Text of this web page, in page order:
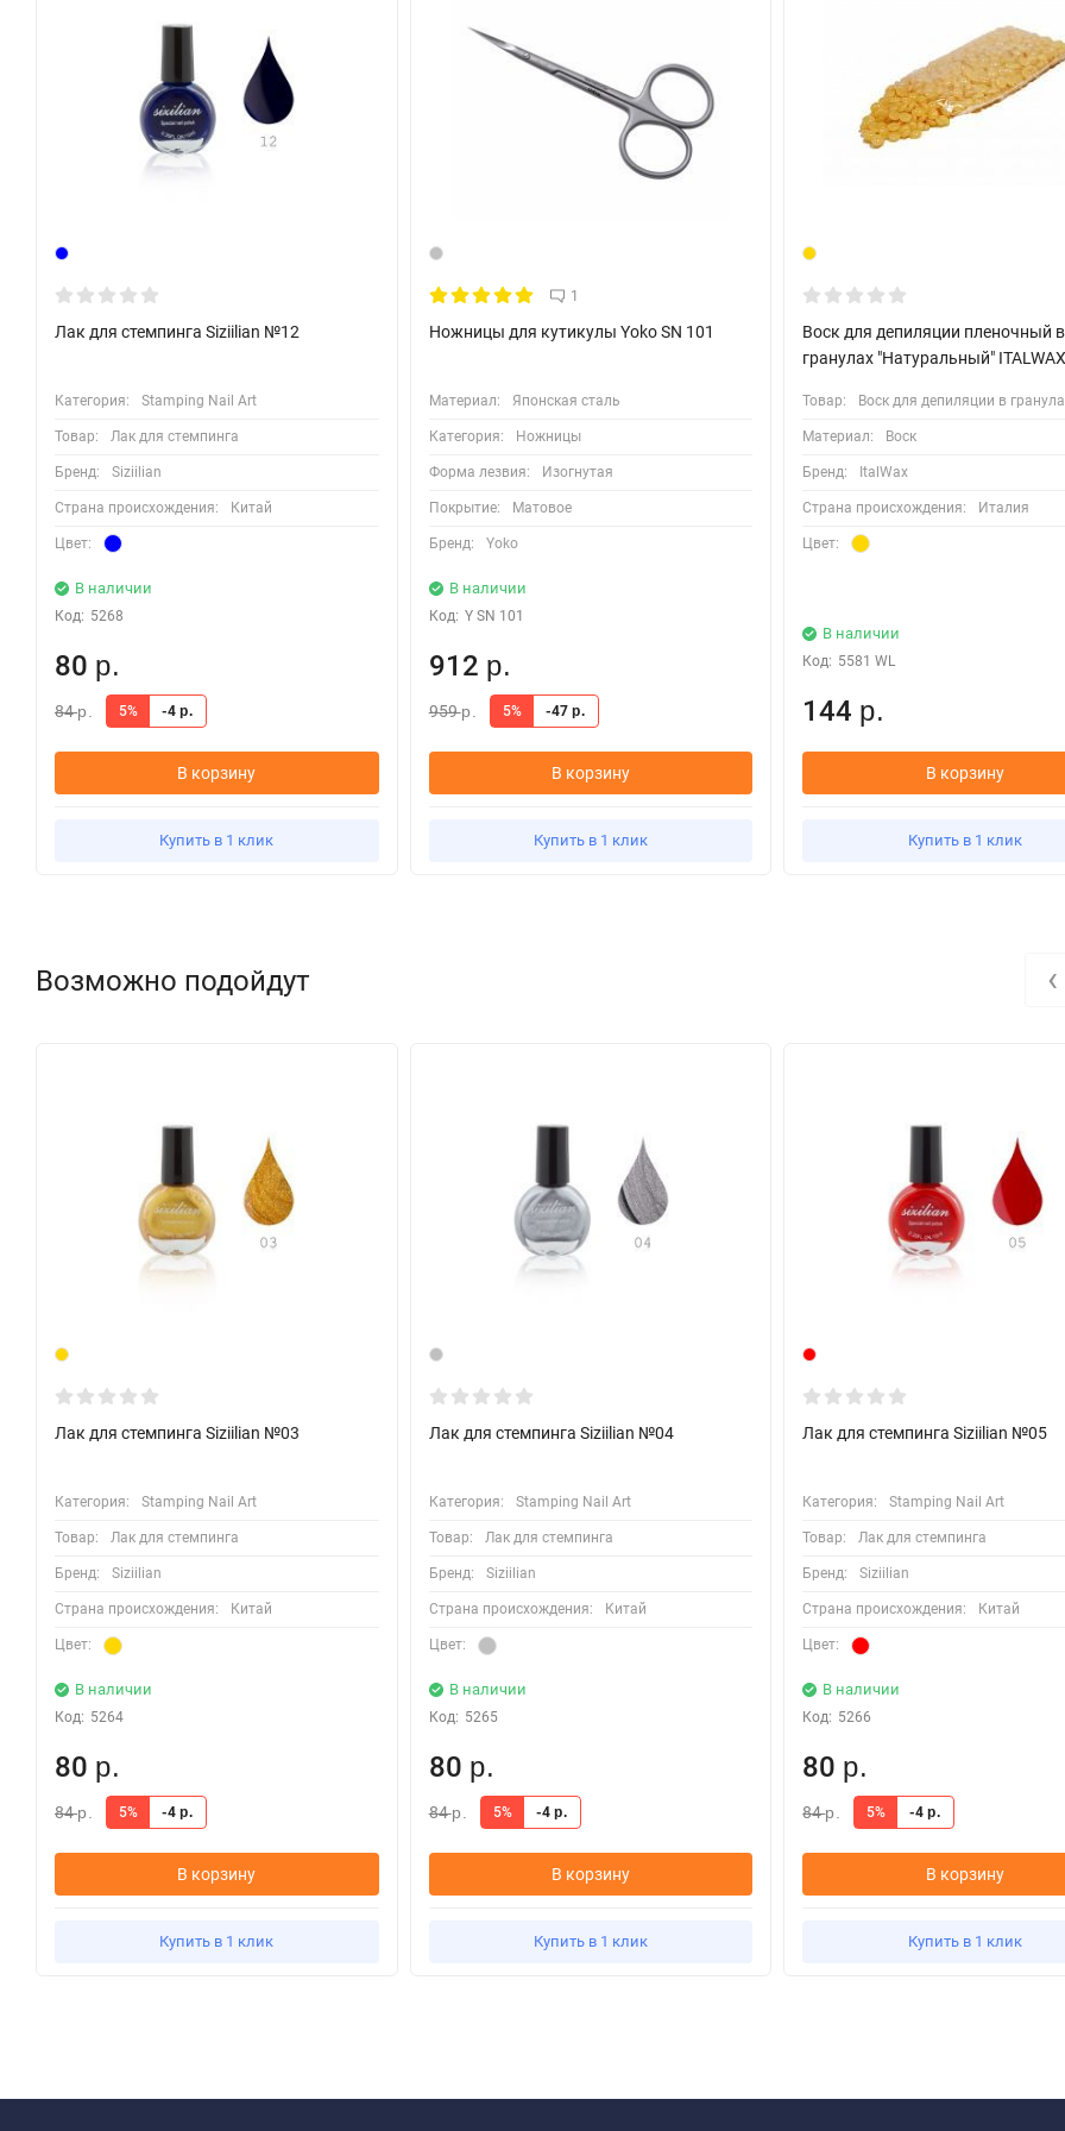
Лак для стемпинга Siziilian №12
Категория: Stamping Nail Art
Товар: Лак для стемпинга
Бренд: Siziilian
Страна происхождения: Китай
Цвет:
В наличии
Код: 5268
80 р.
84р. 5% -4 р.
В корзину
Купить в 1 клик
1
Ножницы для кутикулы Yoko SN 101
Материал: Японская сталь
Категория: Ножницы
Форма лезвия: Изогнутая
Покрытие: Матовое
Бренд: Yoko
В наличии
Код: Y SN 101
912 р.
959р. 5% -47 р.
В корзину
Купить в 1 клик
Воск для депиляции пленочный в
гранулах "Натуральный"
Товар: Воск для депиляции в
Материал: Воск
Бренд: ItalWax
Страна происхождения: Италия
Цвет:
В наличии
Код: 5581 WL
144 р.
В корзину
Купить в 1 клик
Возможно подойдут
Лак для стемпинга Siziilian №03
Категория: Stamping Nail Art
Товар: Лак для стемпинга
Бренд: Siziilian
Страна происхождения: Китай
Цвет:
В наличии
Код: 5264
80 р.
84р. 5% -4 р.
В корзину
Купить в 1 клик
Лак для стемпинга Siziilian №04
Категория: Stamping Nail Art
Товар: Лак для стемпинга
Бренд: Siziilian
Страна происхождения: Китай
Цвет:
В наличии
Код: 5265
80 р.
84р. 5% -4 р.
В корзину
Купить в 1 клик
Лак для стемпинга Siziilian №05
Категория: Stamping Nail Art
Товар: Лак для стемпинга
Бренд: Siziilian
Страна происхождения: Китай
Цвет:
В наличии
Код: 5266
80 р.
84р. 5% -4 р.
В корзину
Купить в 1 клик
‹